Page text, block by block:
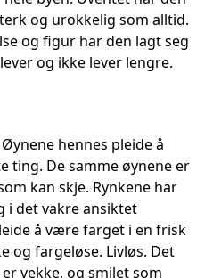
og urokkelig som alltid.
og figur har den lagt seg
og ikke lever lengre.
hennes pleide å
ting. De samme øynene er
kan skje. Rynkene har
i det vakre ansiktet
å være farget i en frisk
og fargeløse. Livløs. Det
vekke, og smilet som